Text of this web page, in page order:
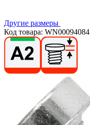
Другие размеры
Код товара: WN00094084